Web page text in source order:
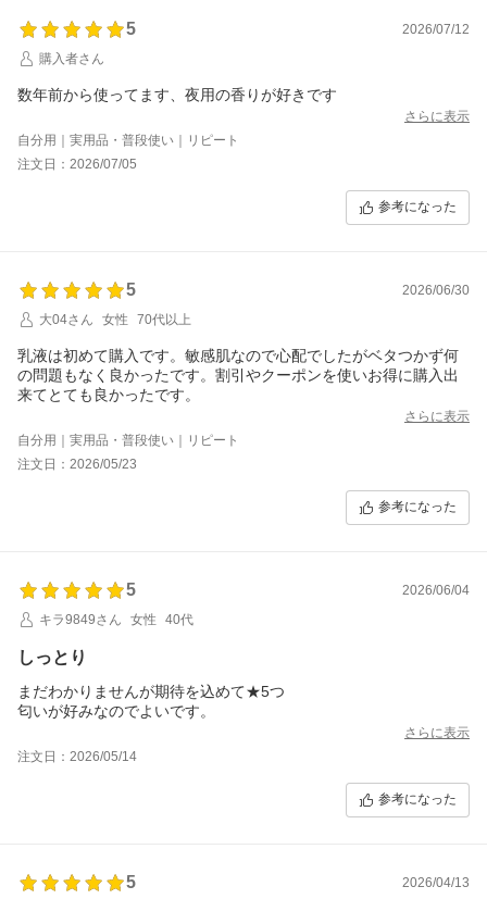
5
2026/07/12
購入者さん
数年前から使ってます、夜用の香りが好きです
さらに表示
自分用｜実用品・普段使い｜リピート
注文日：2026/07/05
参考になった
5
2026/06/30
大04さん
女性 70代以上
乳液は初めて購入です。敏感肌なので心配でしたがベタつかず何
の問題もなく良かったです。割引やクーポンを使いお得に購入出
来てとても良かったです。
さらに表示
自分用｜実用品・普段使い｜リピート
注文日：2026/05/23
参考になった
5
2026/06/04
キラ9849さん
女性 40代
しっとり
まだわかりませんが期待を込めて★5つ
匂いが好みなのでよいです。
さらに表示
注文日：2026/05/14
参考になった
5
2026/04/13